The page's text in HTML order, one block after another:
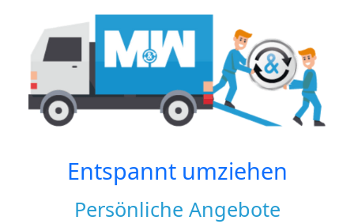
Entspannt umziehen
Persönliche Angebote